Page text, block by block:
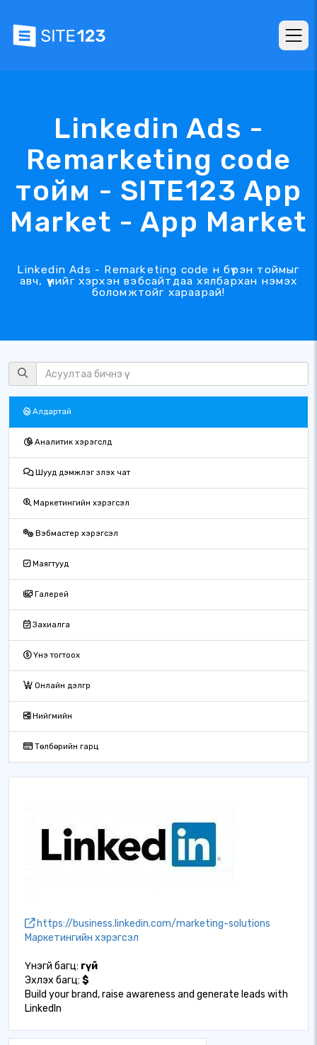
Linkedin Ads -
Remarketing code
тойм - SITE123 App
Market - App Market
Linkedin Ads - Remarketing code н бүрэн тоймыг
авч, үүнийг хэрхэн вэбсайтдаа хялбархан нэмэх
боломжтойг хараарай!
Алдартай
Аналитик хэрэгслүүд
Шууд дэмжлэг үзүүлэх чат
Маркетингийн хэрэгсэл
Вэбмастер хэрэгсэл
Маягтууд
Галерей
Захиалга
Үнэ тогтоох
Онлайн дэлгүүр
Нийгмийн
Төлбөрийн гарц
https://business.linkedin.com/marketing-solutions
Маркетингийн хэрэгсэл
Үнэгүй багц: Үгүй
Эхлэх багц: $
Build your brand, raise awareness and generate leads with
LinkedIn